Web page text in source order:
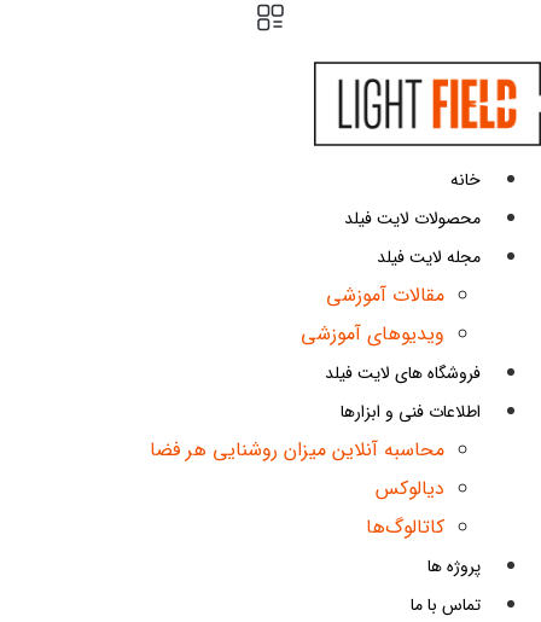
خانه
محصولات لایت فیلد
مجله لایت فیلد
مقالات آموزشی
ویدیوهای آموزشی
فروشگاه های لایت فیلد
اطلاعات فنی و ابزارها
محاسبه آنلاین میزان روشنایی هر فضا
دیالوکس
کاتالوگ‌ها
پروژه ها
تماس با ما